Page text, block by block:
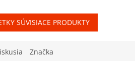
SÚVISIACE PRODUKTY
Značka